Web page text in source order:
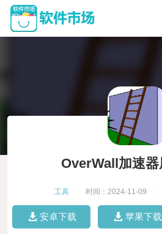
OverWall加速器
工具 时间：2024-11-09
安卓下载 苹果下载